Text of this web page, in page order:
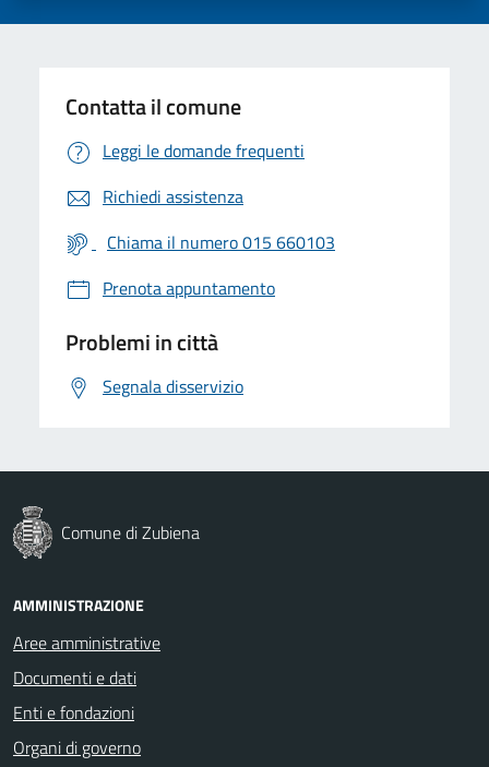
Contatta il comune
Leggi le domande frequenti
Richiedi assistenza
Chiama il numero 015 660103
Prenota appuntamento
Problemi in città
Segnala disservizio
Comune di Zubiena
AMMINISTRAZIONE
Aree amministrative
Documenti e dati
Enti e fondazioni
Organi di governo